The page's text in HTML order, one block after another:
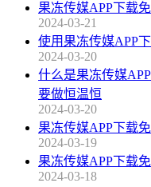
果冻传媒APP下载
2024-03-21
使用果冻传媒APP
2024-03-20
什么是果冻传媒
要做恒温恒
2024-03-20
果冻传媒APP下载
2024-03-19
果冻传媒APP下载
2024-03-18